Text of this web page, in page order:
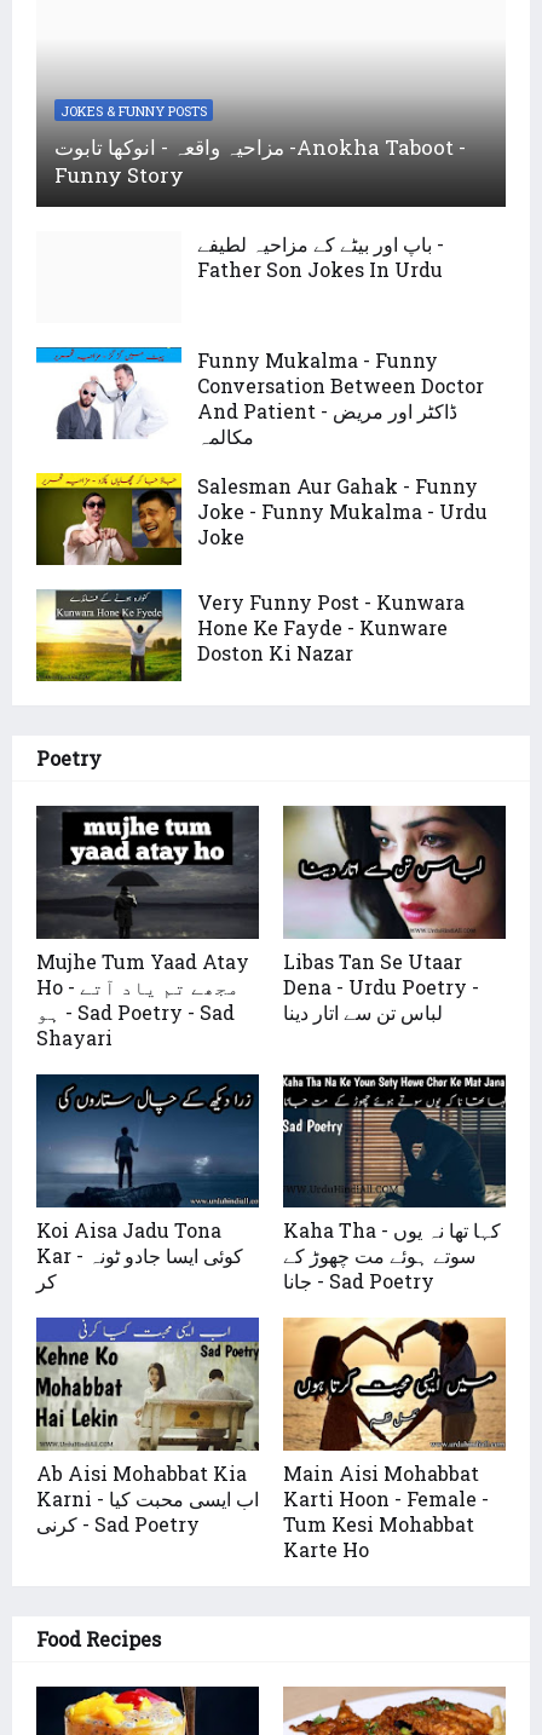
JOKES & FUNNY POSTS
مزاحیہ واقعہ - انوکھا تابوت -Anokha Taboot -
Funny Story
باپ اور بیٹے کے مزاحیہ لطیفے -
Father Son Jokes In Urdu
Funny Mukalma - Funny
Conversation Between Doctor
And Patient - ڈاکٹر اور مریض
مکالمہ
Salesman Aur Gahak - Funny
Joke - Funny Mukalma - Urdu
Joke
Very Funny Post - Kunwara
Hone Ke Fayde - Kunware
Doston Ki Nazar
Poetry
Mujhe Tum Yaad Atay
Ho - مجھے تم یاد آتے
ہو - Sad Poetry - Sad
Shayari
Libas Tan Se Utaar
Dena - Urdu Poetry -
لباس تن سے اتار دینا
Koi Aisa Jadu Tona
Kar - کوئی ایسا جادو ٹونہ
کر
Kaha Tha - کہا تھا نہ یوں
سوتے ہوئے مت چھوڑ کے
جانا - Sad Poetry
Ab Aisi Mohabbat Kia
Karni - اب ایسی محبت کیا
کرنی - Sad Poetry
Main Aisi Mohabbat
Karti Hoon - Female -
Tum Kesi Mohabbat
Karte Ho
Food Recipes